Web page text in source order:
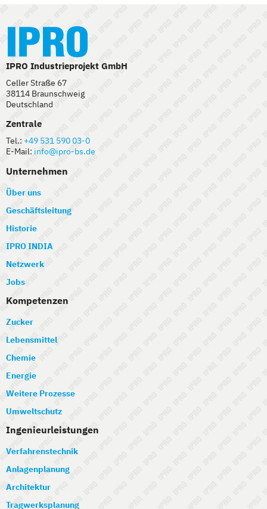
IPRO Industrieprojekt GmbH
Celler Straße 67
38114 Braunschweig
Deutschland
Zentrale
Tel.: +49 531 590 03-0
E-Mail: info@ipro-bs.de
Unternehmen
Über uns
Geschäftsleitung
Historie
IPRO INDIA
Netzwerk
Jobs
Kompetenzen
Zucker
Lebensmittel
Chemie
Energie
Weitere Prozesse
Umweltschutz
Ingenieurleistungen
Verfahrenstechnik
Anlagenplanung
Architektur
Tragwerksplanung